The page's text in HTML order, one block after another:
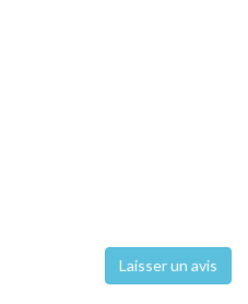
Laisser un avis